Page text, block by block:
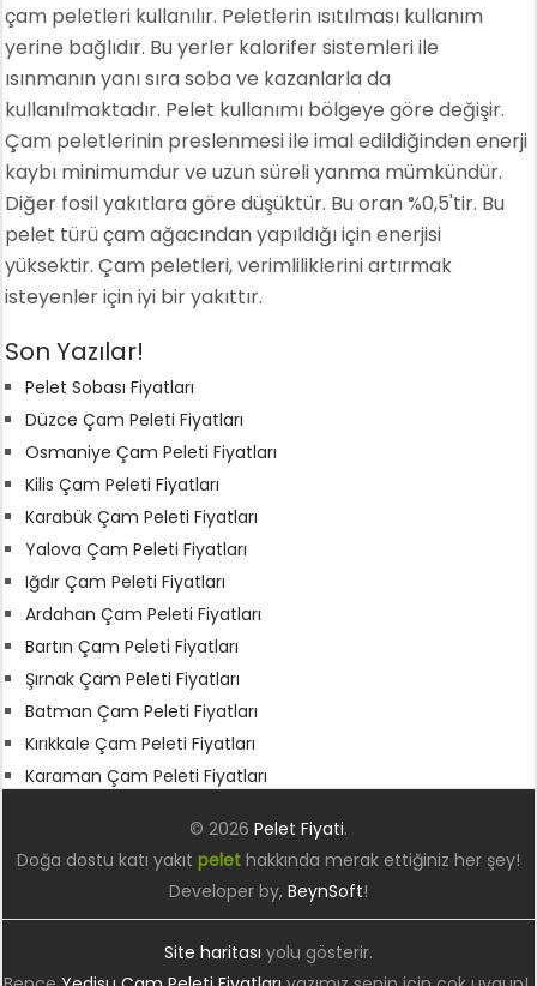
çam peletleri kullanılır. Peletlerin ısıtılması kullanım
yerine bağlıdır. Bu yerler kalorifer sistemleri ile
ısınmanın yanı sıra soba ve kazanlarla da
kullanılmaktadır. Pelet kullanımı bölgeye göre değişir.
Çam peletlerinin preslenmesi ile imal edildiğinden enerji
kaybı minimumdur ve uzun süreli yanma mümkündür.
Diğer fosil yakıtlara göre düşüktür. Bu oran %0,5'tir. Bu
pelet türü çam ağacından yapıldığı için enerjisi
yüksektir. Çam peletleri, verimliliklerini artırmak
isteyenler için iyi bir yakıttır.
Son Yazılar!
Pelet Sobası Fiyatları
Düzce Çam Peleti Fiyatları
Osmaniye Çam Peleti Fiyatları
Kilis Çam Peleti Fiyatları
Karabük Çam Peleti Fiyatları
Yalova Çam Peleti Fiyatları
Iğdır Çam Peleti Fiyatları
Ardahan Çam Peleti Fiyatları
Bartın Çam Peleti Fiyatları
Şırnak Çam Peleti Fiyatları
Batman Çam Peleti Fiyatları
Kırıkkale Çam Peleti Fiyatları
Karaman Çam Peleti Fiyatları
© 2026 Pelet Fiyati.
Doğa dostu katı yakıt pelethakkında merak ettiğiniz her şey!
Developer by, BeynSoft!
Site haritası yolu gösterir.